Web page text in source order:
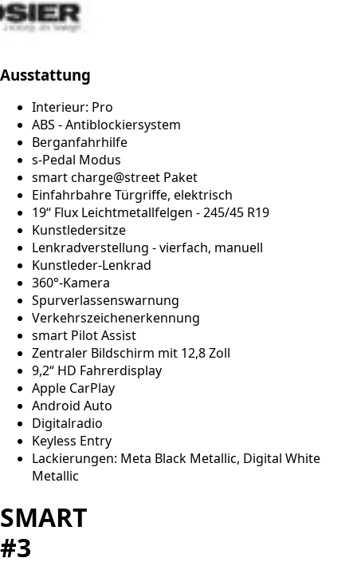
Ausstattung
Interieur: Pro
ABS - Antiblockiersystem
Berganfahrhilfe
s-Pedal Modus
smart charge@street Paket
Einfahrbahre Türgriffe, elektrisch
19‘‘ Flux Leichtmetallfelgen - 245/45 R19
Kunstledersitze
Lenkradverstellung - vierfach, manuell
Kunstleder-Lenkrad
360°-Kamera
Spurverlassenswarnung
Verkehrszeichenerkennung
smart Pilot Assist
Zentraler Bildschirm mit 12,8 Zoll
9,2“ HD Fahrerdisplay
Apple CarPlay
Android Auto
Digitalradio
Keyless Entry
Lackierungen: Meta Black Metallic, Digital White
Metallic
SMART
#3